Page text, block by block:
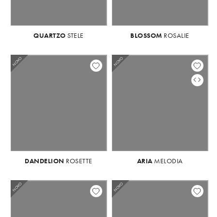
QUARTZO STELE BLOSSOM ROSALIE
NOVO
DANDELION ROSETTE
NOVO
ARIAMELODIA
NOVO NOVO